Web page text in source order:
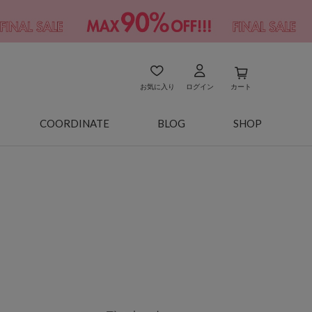
お気に入り ログイン カート
COORDINATE BLOG SHOP